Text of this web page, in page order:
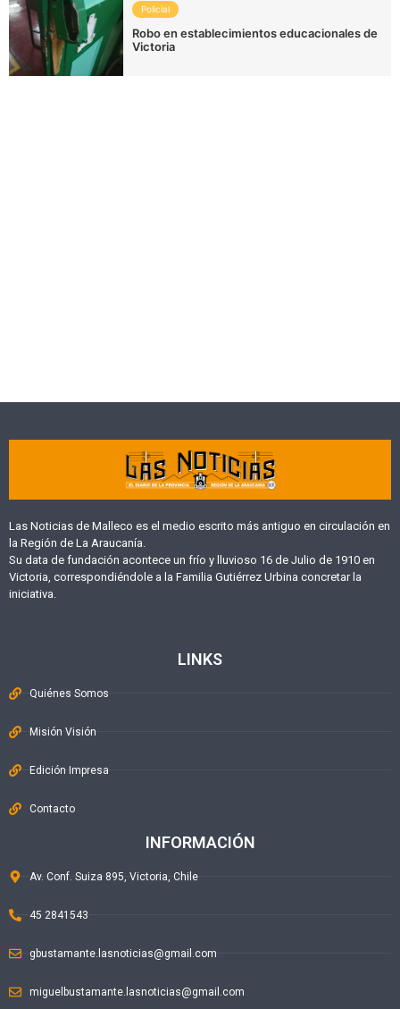
Policial
Robo en establecimientos educacionales de
Victoria
Las Noticias de Malleco es el medio escrito más antiguo en circulación en
la Región de La Araucanía.
Su data de fundación acontece un frío y lluvioso 16 de Julio de 1910 en
Victoria, correspondiéndole a la Familia Gutiérrez Urbina concretar la
iniciativa.
LINKS
Quiénes Somos
Misión Visión
Edición Impresa
Contacto
INFORMACIÓN
Av. Conf. Suiza 895, Victoria, Chile
45 2841543
gbustamante.lasnoticias@gmail.com
miguelbustamante.lasnoticias@gmail.com